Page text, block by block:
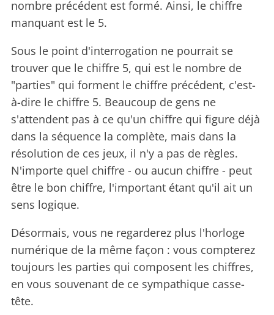
nombre précédent est formé. Ainsi, le chiffre
manquant est le 5.
Sous le point d'interrogation ne pourrait se
trouver que le chiffre 5, qui est le nombre de
"parties" qui forment le chiffre précédent, c'est-
à-dire le chiffre 5. Beaucoup de gens ne
s'attendent pas à ce qu'un chiffre qui figure déjà
dans la séquence la complète, mais dans la
résolution de ces jeux, il n'y a pas de règles.
N'importe quel chiffre - ou aucun chiffre - peut
être le bon chiffre, l'important étant qu'il ait un
sens logique.
Désormais, vous ne regarderez plus l'horloge
numérique de la même façon : vous compterez
toujours les parties qui composent les chiffres,
en vous souvenant de ce sympathique casse-
tête.